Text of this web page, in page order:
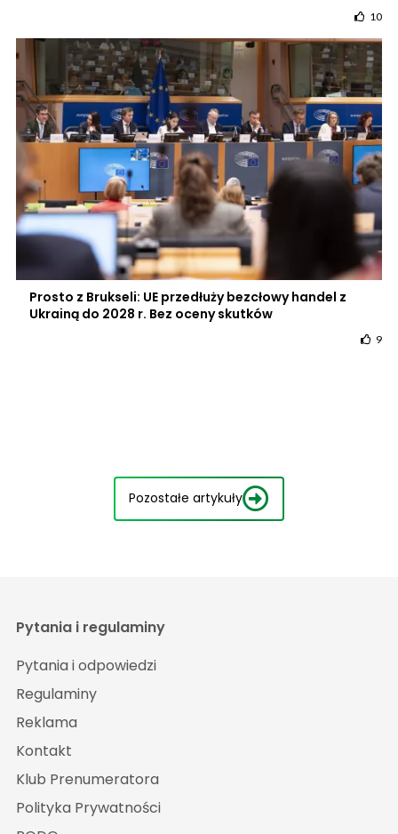
10
Prosto z Brukseli: UE przedłuży bezcłowy handel z
Ukrainą do 2028 r. Bez oceny skutków
9
Pozostałe artykuły
Pytania i regulaminy
Pytania i odpowiedzi
Regulaminy
Reklama
Kontakt
Klub Prenumeratora
Polityka Prywatności